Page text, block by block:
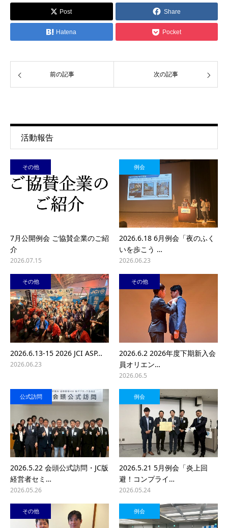
Post Share
Hatena Pocket
前の記事 次の記事
活動報告
その他
7月公開例会 ご協賛企業のご紹
介
2026.07.15
例会
2026.6.18 6月例会「夜のふく
いを歩こう …
2026.06.23
その他
2026.6.13-15 2026 JCI ASP…
2026.06.23
その他
2026.6.2 2026年度下期新入会
員オリエン…
2026.06.5
公式訪問
2026.5.22 会頭公式訪問・JC版
経営者セミ…
2026.05.26
例会
2026.5.21 5月例会「炎上回
避！コンプライ…
2026.05.24
その他 例会